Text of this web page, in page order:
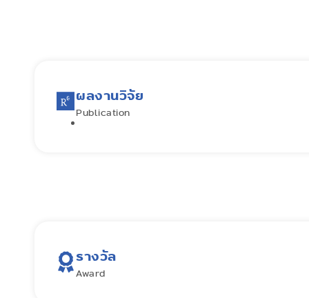
ผลงานวิจัย
Publication
รางวัล
Award